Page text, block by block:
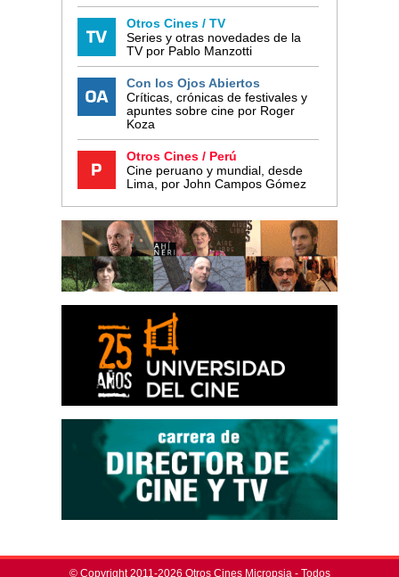
Otros Cines / TV
Series y otras novedades de la
TV por Pablo Manzotti
Con los Ojos Abiertos
Críticas, crónicas de festivales y
apuntes sobre cine por Roger
Koza
Otros Cines / Perú
Cine peruano y mundial, desde
Lima, por John Campos Gómez
© Copyright 2011-2026 Otros Cines Micropsia - Todos